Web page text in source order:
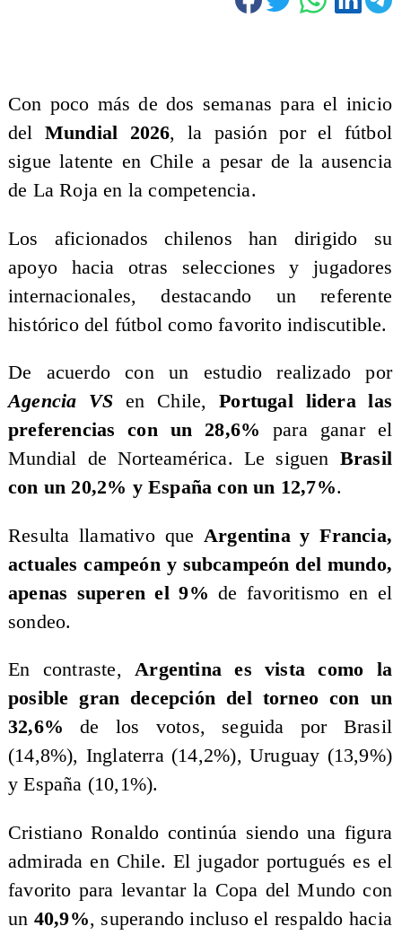
Con poco más de dos semanas para el inicio
del Mundial 2026, la pasión por el fútbol
sigue latente en Chile a pesar de la ausencia
de La Roja en la competencia.
Los aficionados chilenos han dirigido su
apoyo hacia otras selecciones y jugadores
internacionales, destacando un referente
histórico del fútbol como favorito indiscutible.
De acuerdo con un estudio realizado por
Agencia VS en Chile,Portugal lidera las
preferencias con un 28,6% para ganar el
Mundial de Norteamérica. Le siguen Brasil
con un 20,2% y España con un 12,7%.
Resulta llamativo que Argentina y Francia,
actuales campeón y subcampeón del mundo,
apenas superen el 9% de favoritismo en el
sondeo.
En contraste,Argentina es vista como la
posible gran decepción del torneo con un
32,6% de los votos, seguida por Brasil
(14,8%), Inglaterra (14,2%), Uruguay (13,9%)
y España (10,1%).
Cristiano Ronaldo continúa siendo una figura
admirada en Chile. El jugador portugués es el
favorito para levantar la Copa del Mundo con
un 40,9%, superando incluso el respaldo hacia